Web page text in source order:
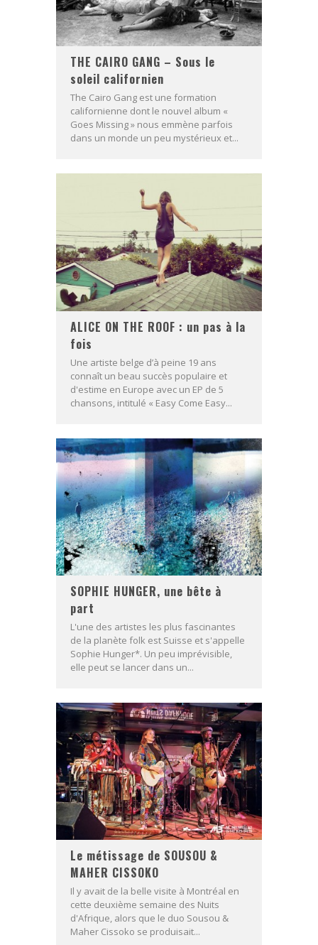
THE CAIRO GANG – Sous le
soleil californien
The Cairo Gang est une formation
californienne dont le nouvel album «
Goes Missing » nous emmène parfois
dans un monde un peu mystérieux et...
ALICE ON THE ROOF : un pas à la
fois
Une artiste belge d’à peine 19 ans
connaît un beau succès populaire et
d'estime en Europe avec un EP de 5
chansons, intitulé « Easy Come Easy...
SOPHIE HUNGER, une bête à
part
L'une des artistes les plus fascinantes
de la planète folk est Suisse et s'appelle
Sophie Hunger*. Un peu imprévisible,
elle peut se lancer dans un...
Le métissage de SOUSOU &
MAHER CISSOKO
Il y avait de la belle visite à Montréal en
cette deuxième semaine des Nuits
d'Afrique, alors que le duo Sousou &
Maher Cissoko se produisait...